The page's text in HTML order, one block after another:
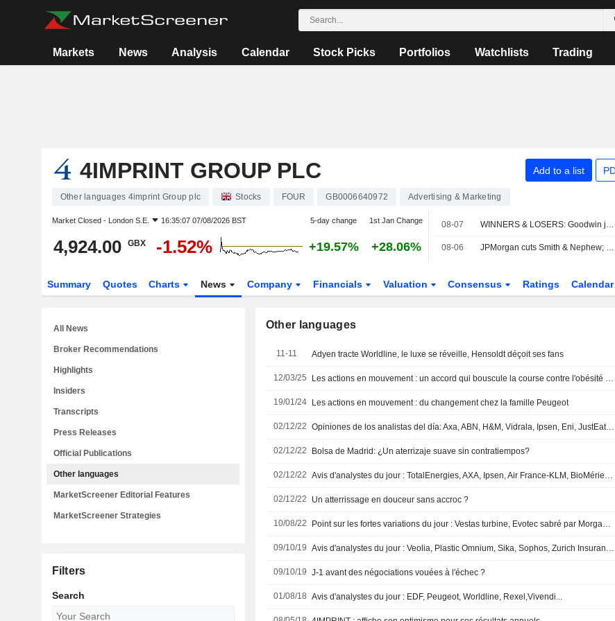
Markets News Analysis Calendar Stock Picks Portfolios Watchlists Trading
4IMPRINT GROUP PLC Add to a list
Other languages 4imprint Group plc Stocks FOUR GB0006640972 Advertising & Marketing
Market Closed - London S.E. 16:35:07 07/08/2026 BST 5-day change 1st Jan Change
4,924.00 GBX -1.52% +19.57% +28.06%
08-07 WINNERS & LOSERS: Goodwin jumps; Oxford BioMedica trims revenue view
08-06 JPMorgan cuts Smith & Nephew; brokers like Next
Summary Quotes Charts News Company Financials Valuation Consensus Ratings Calendar
Other languages
11-11 Adyen tracte Worldline, le luxe se réveille, Hensoldt déçoit ses fans
12/03/25 Les actions en mouvement : un accord qui bouscule la course contre l'obésité et Puma sombre complètement
19/01/24 Les actions en mouvement : du changement chez la famille Peugeot
02/12/22 Opiniones de los analistas del día: Axa, ABN, H&M, Vidrala, Ipsen, Eni, JustEat, Shell, BP, Lufthansa, KBC...
02/12/22 Bolsa de Madrid: ¿Un aterrizaje suave sin contratiempos?
02/12/22 Avis d'analystes du jour : TotalEnergies, AXA, Ipsen, Air France-KLM, BioMérieux, Lufthansa, KBC, Generali...
02/12/22 Un atterrissage en douceur sans accroc ?
10/08/22 Point sur les fortes variations du jour : Vestas turbine, Evotec sabré par Morgan Stanley
09/10/19 Avis d'analystes du jour : Veolia, Plastic Omnium, Sika, Sophos, Zurich Insurance, HSBC, CTS Eventim, KBC...
09/10/19 J-1 avant des négociations vouées à l'échec ?
01/08/18 Avis d'analystes du jour : EDF, Peugeot, Worldline, Rexel,Vivendi...
All News
Broker Recommendations
Highlights
Insiders
Transcripts
Press Releases
Official Publications
Other languages
MarketScreener Editorial Features
MarketScreener Strategies
Filters
Search